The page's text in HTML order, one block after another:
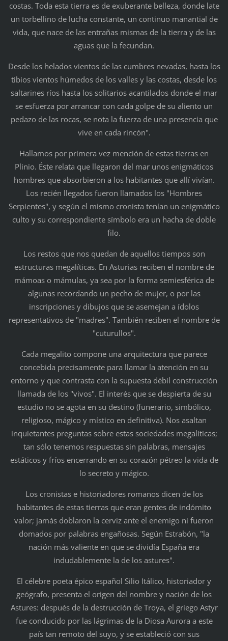
costas. Toda esta tierra es de exuberante belleza, donde late
un torbellino de lucha constante, un continuo manantial de
vida, que nace de las entrañas mismas de la tierra y de las
aguas que la fecundan.
Desde los helados vientos de las cumbres nevadas, hasta los
tibios vientos húmedos de los valles y las costas, desde los
saltarines ríos hasta los solitarios acantilados donde el mar
se esfuerza por arrancar con cada golpe de su aliento un
pedazo de las rocas, se nota la fuerza de una presencia que
vive en cada rincón".
Hallamos por primera vez mención de estas tierras en
Plinio. Éste relata que llegaron del mar unos enigmáticos
hombres que absorbieron a los habitantes que allí vivían.
Los recién llegados fueron llamados los "Hombres
Serpientes", y según el mismo cronista tenían un enigmático
culto y su correspondiente símbolo era un hacha de doble
filo.
Los restos que nos quedan de aquellos tiempos son
estructuras megalíticas. En Asturias reciben el nombre de
mámoas o mámulas, ya sea por la forma semiesférica de
algunas recordando un pecho de mujer, o por las
inscripciones y dibujos que se asemejan a ídolos
representativos de "madres". También reciben el nombre de
"cuturullos".
Cada megalito compone una arquitectura que parece
concebida precisamente para llamar la atención en su
entorno y que contrasta con la supuesta débil construcción
llamada de los "vivos". El interés que se despierta de su
estudio no se agota en su destino (funerario, simbólico,
religioso, mágico y místico en definitiva). Nos asaltan
inquietantes preguntas sobre estas sociedades megalíticas;
tan sólo tenemos respuestas sin palabras, mensajes
estáticos y fríos encerrando en su corazón pétreo la vida de
lo secreto y mágico.
Los cronistas e historiadores romanos dicen de los
habitantes de estas tierras que eran gentes de indómito
valor; jamás doblaron la cerviz ante el enemigo ni fueron
domados por palabras engañosas. Según Estrabón, "la
nación más valiente en que se dividía España era
indudablemente la de los astures".
El célebre poeta épico español Silio Itálico, historiador y
geógrafo, presenta el origen del nombre y nación de los
Astures: después de la destrucción de Troya, el griego Astyr
fue conducido por las lágrimas de la Diosa Aurora a este
país tan remoto del suyo, y se estableció con sus